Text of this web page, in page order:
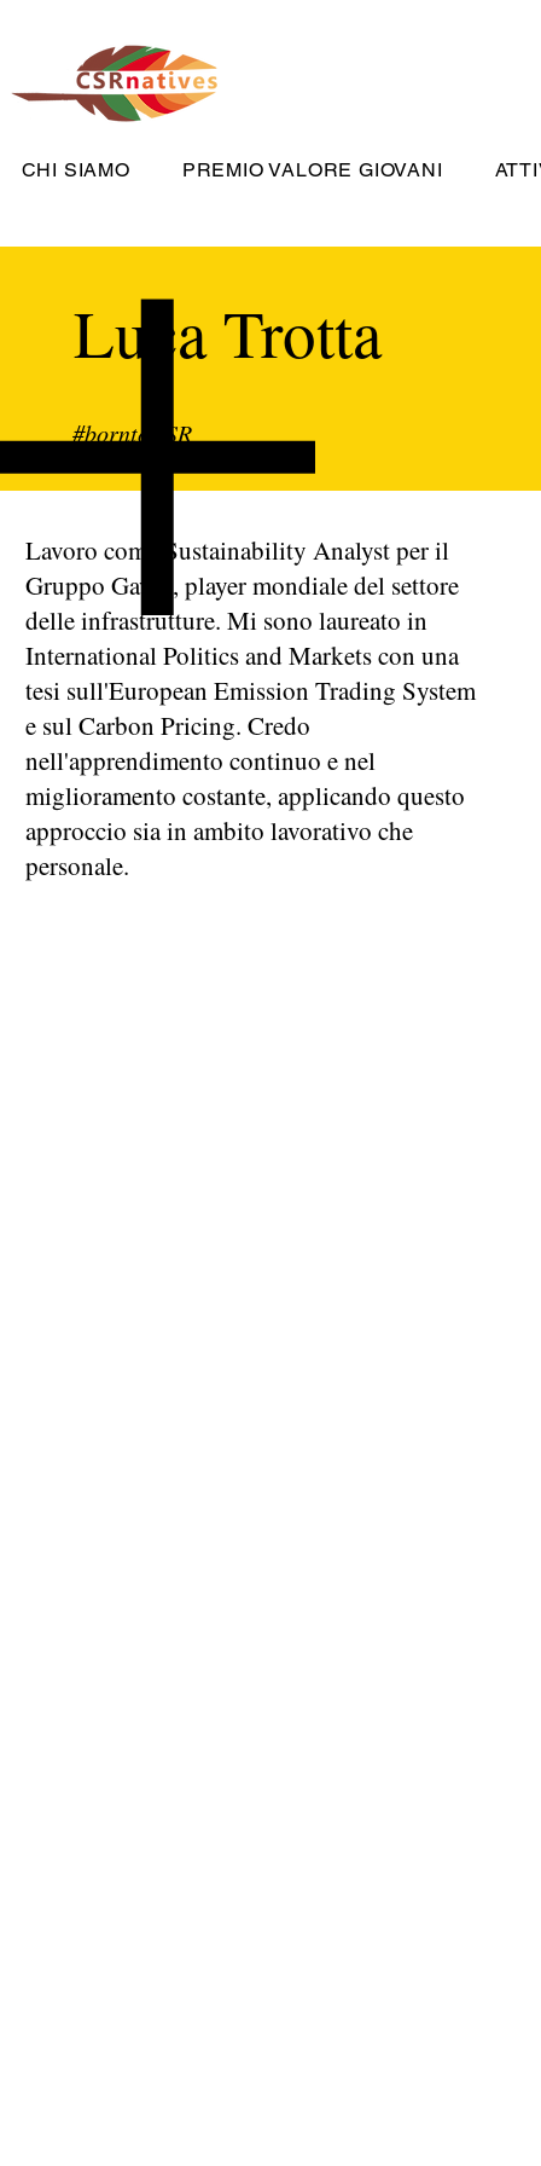
CHI SIAMO PREMIO VALORE GIOVANI
Luca Trotta
#borntoCSR
Lavoro come Sustainability Analyst per il
Gruppo Gavio, player mondiale del settore
delle infrastrutture. Mi sono laureato in
International Politics and Markets con una
tesi sull'European Emission Trading System
e sul Carbon Pricing. Credo
nell'apprendimento continuo e nel
miglioramento costante, applicando questo
approccio sia in ambito lavorativo che
personale.